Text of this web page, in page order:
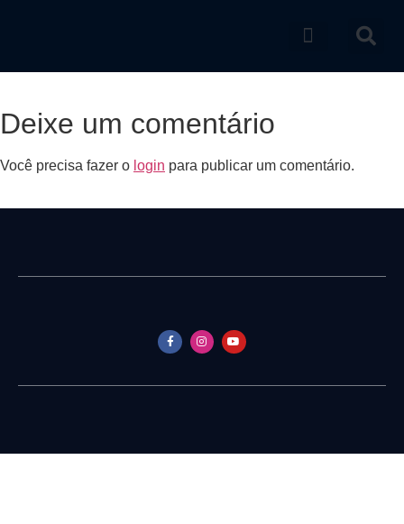
Deixe um comentário
Você precisa fazer o login para publicar um comentário.